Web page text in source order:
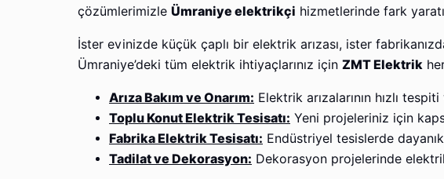
çözümlerimizle Ümraniye elektrikçi hizmetlerinde fark
İster evinizde küçük çaplı bir elektrik arızası, ister
Ümraniye’deki tüm elektrik ihtiyaçlarınız için ZMT Elektrik
Arıza Bakım ve Onarım: Elektrik arızalarının hızlı
Toplu Konut Elektrik Tesisatı: Yeni projeleriniz için
Fabrika Elektrik Tesisatı: Endüstriyel tesislerde
Tadilat ve Dekorasyon: Dekorasyon projelerinde